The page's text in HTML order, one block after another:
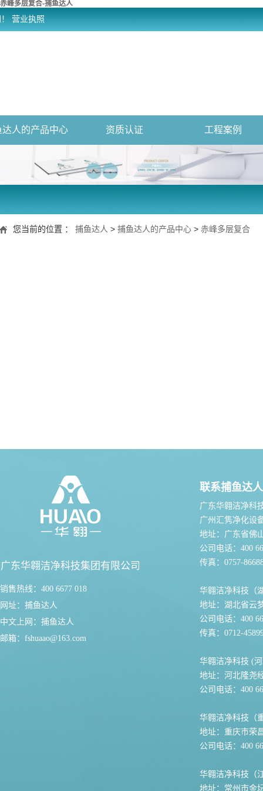
赤峰多层复合-捕鱼达人
营业执照
达人的产品中心 资质认证 工程案例
您当前的位置 ： 捕鱼达人 > 捕鱼达人的产品中心 > 赤峰多层复合
广东华翱洁净科技集团有限公司
销售热线：400 6677 018
网址： 捕鱼达人
中文上网： 捕鱼达人
邮箱： fshuaao@163.com
联系捕鱼达人
广东华翱洁净科
广州汇隽净化设
地址：广东省佛
公司电话：400
传真：0757-
华翱洁净科技（
地址：湖北省云
公司电话：400
传真：0712-
华翱洁净科技 (
地址：河北隆尧
公司电话：400
华翱洁净科技（
地址：重庆市荣
公司电话：400
华翱洁净科技（
地址：常州市金